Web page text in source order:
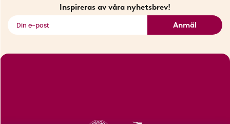
Inspireras av våra nyhetsbrev!
Anmäl